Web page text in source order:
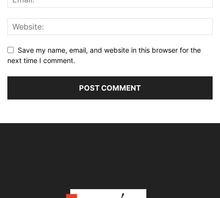
Save my name, email, and website in this browser for the
next time I comment.